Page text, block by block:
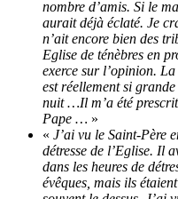
nombre d’amis. Si le
aurait déjà éclaté. Je
n’ait encore bien des
Eglise de ténèbres en
exerce sur l’opinion.
est réellement si
nuit …Il m’a été
Pape … »
« J’ai vu le Saint-Père
détresse de l’Eglise. Il
dans les heures de
évêques, mais ils